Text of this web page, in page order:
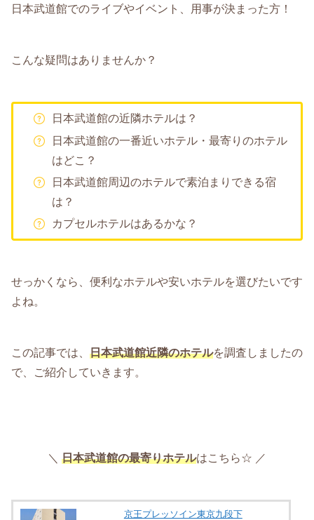
日本武道館でのライブやイベント、用事が決まった方！
こんな疑問はありませんか？
日本武道館の近隣ホテルは？
日本武道館の一番近いホテル・最寄りのホテル
はどこ？
日本武道館周辺のホテルで素泊まりできる宿
は？
カプセルホテルはあるかな？
せっかくなら、便利なホテルや安いホテルを選びたいです
よね。
この記事では、 日本武道館近隣のホテルを調査しましたの
で、ご紹介していきます。
＼ 日本武道館の最寄りホテルはこちら☆ ／
京王プレッソイン東京九段下